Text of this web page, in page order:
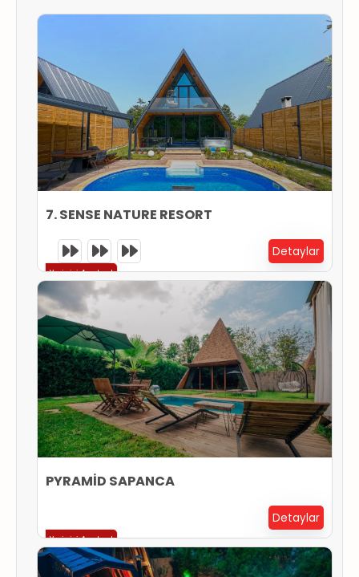
7. SENSE NATURE RESORT
Detaylar
Yerinizi Ayırtın !
PYRAMİD SAPANCA
Detaylar
Yerinizi Ayırtın !